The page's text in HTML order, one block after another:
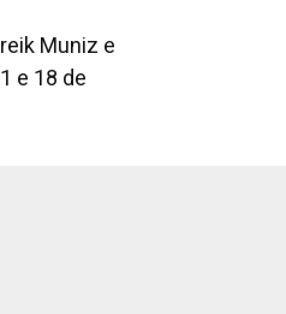
Muniz e
e 18 de